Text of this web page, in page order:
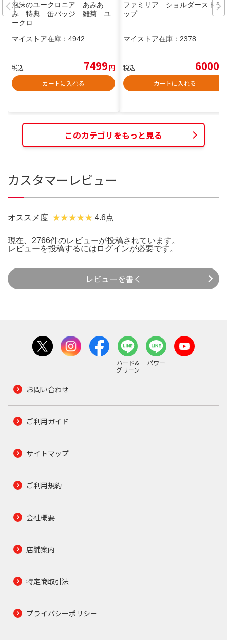
泡沫のユークロニア あみあ
み 特典 缶バッジ 雛菊 ユ
ークロ
マイストア在庫： 4942
税込 7499円
カートに入れる
ファミリア ショルダーストラ
ップ
マイストア在庫： 2378
税込 6000
カートに入れる
このカテゴリをもっと見る
カスタマーレビュー
オススメ度 4.6点
現在、2766件のレビューが投稿されています。
レビューを投稿するには ログインが必要です。
レビューを書く
ハード&
グリーン
パワー
お問い合わせ
ご利用ガイド
サイトマップ
ご利用規約
会社概要
店舗案内
特定商取引法
プライバシーポリシー